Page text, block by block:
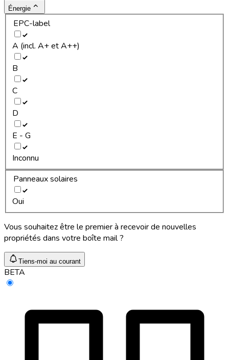
Énergie
EPC-label
A (incl. A+ et A++)
B
C
D
E - G
Inconnu
Panneaux solaires
Oui
Vous souhaitez être le premier à recevoir de nouvelles
propriétés dans votre boîte mail ?
Tiens-moi au courant
BETA